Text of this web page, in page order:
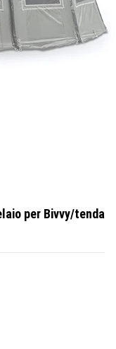
per Bivvy/tenda